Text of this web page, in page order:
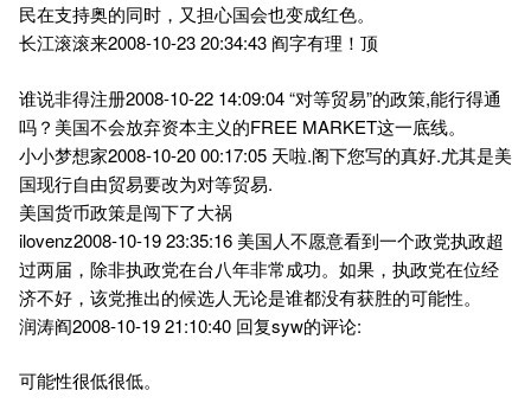
民在支持奥的同时，又担心国会也变成红色。
长江滚滚来2008-10-23 20:34:43 阎字有理！顶
谁说非得注册2008-10-22 14:09:04 “对等贸易”的政策,能行得通
吗？美国不会放弃资本主义的FREE MARKET这一底线。
小小梦想家2008-10-20 00:17:05 天啦.阁下您写的真好.尤其是美
国现行自由贸易要改为对等贸易.
美国货币政策是闯下了大祸
ilovenz2008-10-19 23:35:16 美国人不愿意看到一个政党执政超
过两届，除非执政党在台八年非常成功。如果，执政党在位经
济不好，该党推出的候选人无论是谁都没有获胜的可能性。
润涛阎2008-10-19 21:10:40 回复syw的评论:
可能性很低很低。